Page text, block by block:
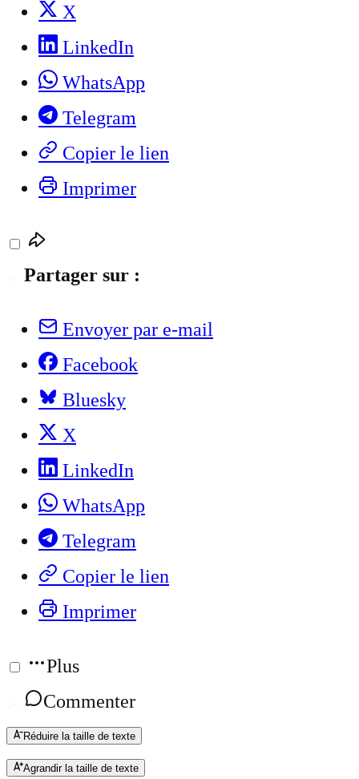
X
LinkedIn
WhatsApp
Telegram
Copier le lien
Imprimer
Partager sur :
Envoyer par e-mail
Facebook
Bluesky
X
LinkedIn
WhatsApp
Telegram
Copier le lien
Imprimer
Plus
Commenter
Réduire la taille de texte
Agrandir la taille de texte